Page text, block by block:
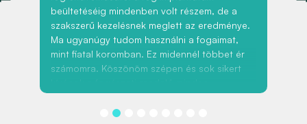
beültetéséig mindenben volt részem, de a
szakszerű kezelésnek meglett az eredménye.
Ma ugyanúgy tudom használni a fogaimat,
mint fiatal koromban. Ez midennél többet ér
számomra. Köszönöm szépen és sok sikert
munkatársának úgy az életben mint munkájuk